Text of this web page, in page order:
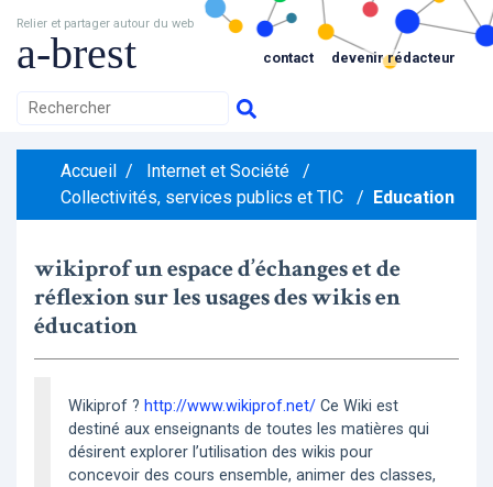
Relier et partager autour du web
a-brest contact devenir rédacteur
Accueil / Internet et Société
/
Collectivités, services publics et TIC
/ Education
wikiprof un espace d’échanges et de
réflexion sur les usages des wikis en
éducation
Wikiprof ? http://www.wikiprof.net/ Ce Wiki est
destiné aux enseignants de toutes les matières qui
désirent explorer l’utilisation des wikis pour
concevoir des cours ensemble, animer des classes,